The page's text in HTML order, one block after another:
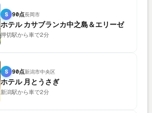
S 90点長岡市
ホテル カサブランカ中之島＆エリーゼ
押切駅から車で2分
S 90点新潟市中央区
ホテル 月とうさぎ
新潟駅から車で2分